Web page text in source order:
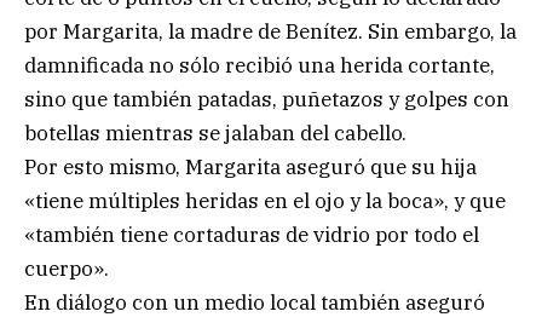
por Margarita, la madre de Benítez. Sin embargo, la
damnificada no sólo recibió una herida cortante,
sino que también patadas, puñetazos y golpes con
botellas mientras se jalaban del cabello.
Por esto mismo, Margarita aseguró que su hija
«tiene múltiples heridas en el ojo y la boca», y que
«también tiene cortaduras de vidrio por todo el
cuerpo».
En diálogo con un medio local también aseguró